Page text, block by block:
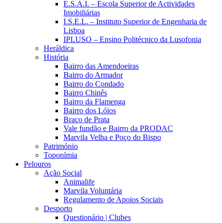
E.S.A.I. – Escola Superior de Actividades
Imobiliárias
I.S.E.L. – Instituto Superior de Engenharia de
Lisboa
IPLUSO – Ensino Politécnico da Lusofonia
Heráldica
História
Bairro das Amendoeiras
Bairro do Armador
Bairro do Condado
Bairro Chinês
Bairro da Flamenga
Bairro dos Lóios
Braço de Prata
Vale fundão e Bairro da PRODAC
Marvila Velha e Poço do Bispo
Património
Toponímia
Pelouros
Ação Social
Animalife
Marvila Voluntária
Regulamento de Apoios Sociais
Desporto
Questionário | Clubes